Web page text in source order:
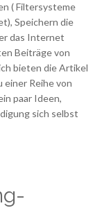
( Filtersysteme
Speichern die
das Internet
Beiträge von
bieten die Artikel
Reihe von
paar Ideen,
sich selbst